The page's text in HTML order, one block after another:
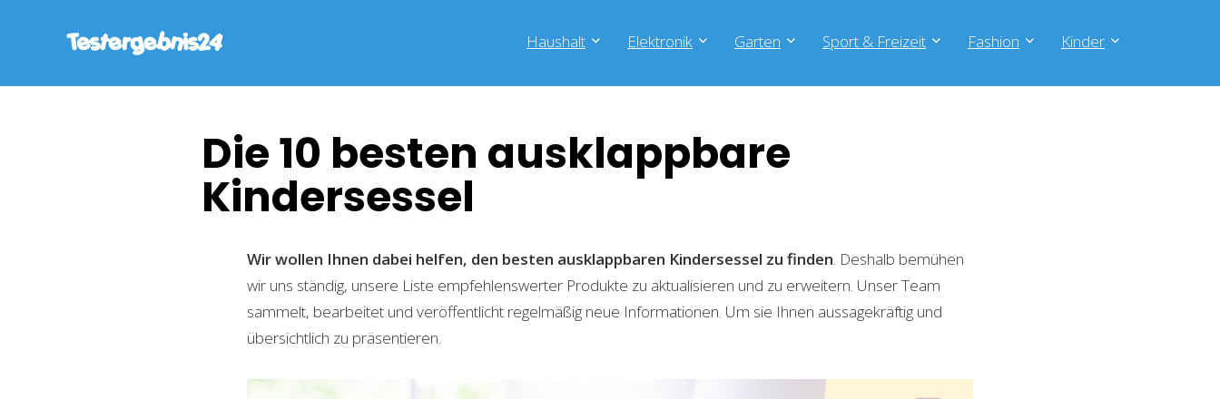
Haushalt Elektronik Garten Sport & Freizeit Fashion Kinder
Die 10 besten ausklappbare
Kindersessel
Wir wollen Ihnen dabei helfen, den besten ausklappbaren Kindersessel zu finden. Deshalb bemühen
wir uns ständig, unsere Liste empfehlenswerter Produkte zu aktualisieren und zu erweitern. Unser Team
sammelt, bearbeitet und veröffentlicht regelmäßig neue Informationen. Um sie Ihnen aussagekräftig und
übersichtlich zu präsentieren.